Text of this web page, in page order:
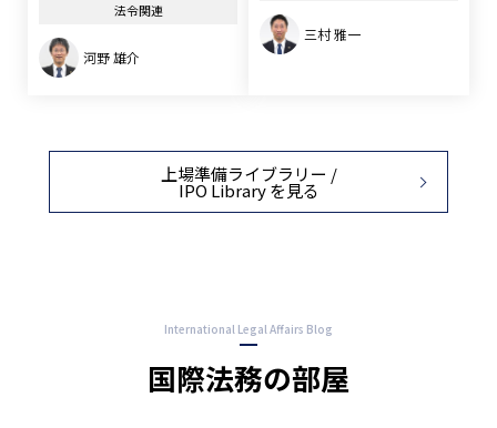
法令関連
河野 雄介
三村 雅一
上場準備ライブラリー /
IPO Library を見る
International Legal Affairs Blog
国際法務の部屋